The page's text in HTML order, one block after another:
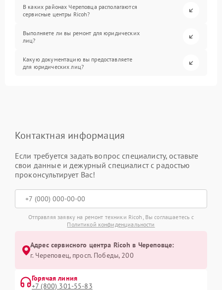
В каких районах Череповца располагаются
сервисные центры Ricoh?
Выполняете ли вы ремонт для юридических
лиц?
Какую документацию вы предоставляете
для юридических лиц?
Контактная информация
Если требуется задать вопрос специалисту, оставьте
свои данные и дежурный специалист с радостью
проконсультирует Вас!
Отправляя заявку на ремонт техники Ricoh, Вы соглашаетесь с
Политикой конфиденциальности
Адрес сервисного центра Ricoh в Череповце:
г. Череповец, просп. Победы, 200
Горячая линия
+7 (800) 301-55-83